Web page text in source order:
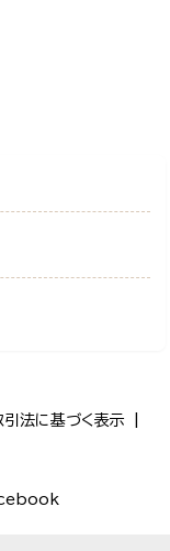
法に基づく表示